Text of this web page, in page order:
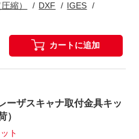
縮） DXF
IGES
カートに追加
ーザスキャナ取付金具キッ
）
ト